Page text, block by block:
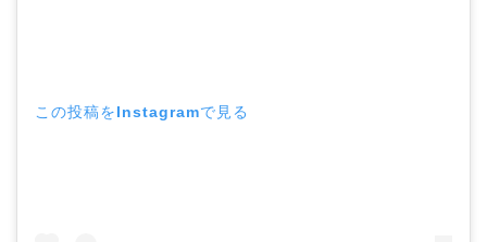
この投稿をInstagramで見る